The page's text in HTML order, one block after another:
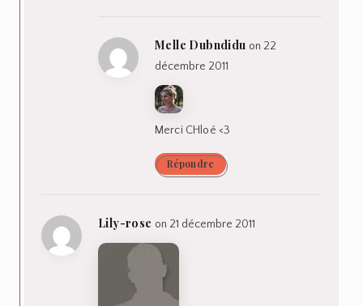
Melle Dubndidu on 22
décembre 2011
Merci CHloé <3
Répondre
Lily-rose on 21 décembre 2011